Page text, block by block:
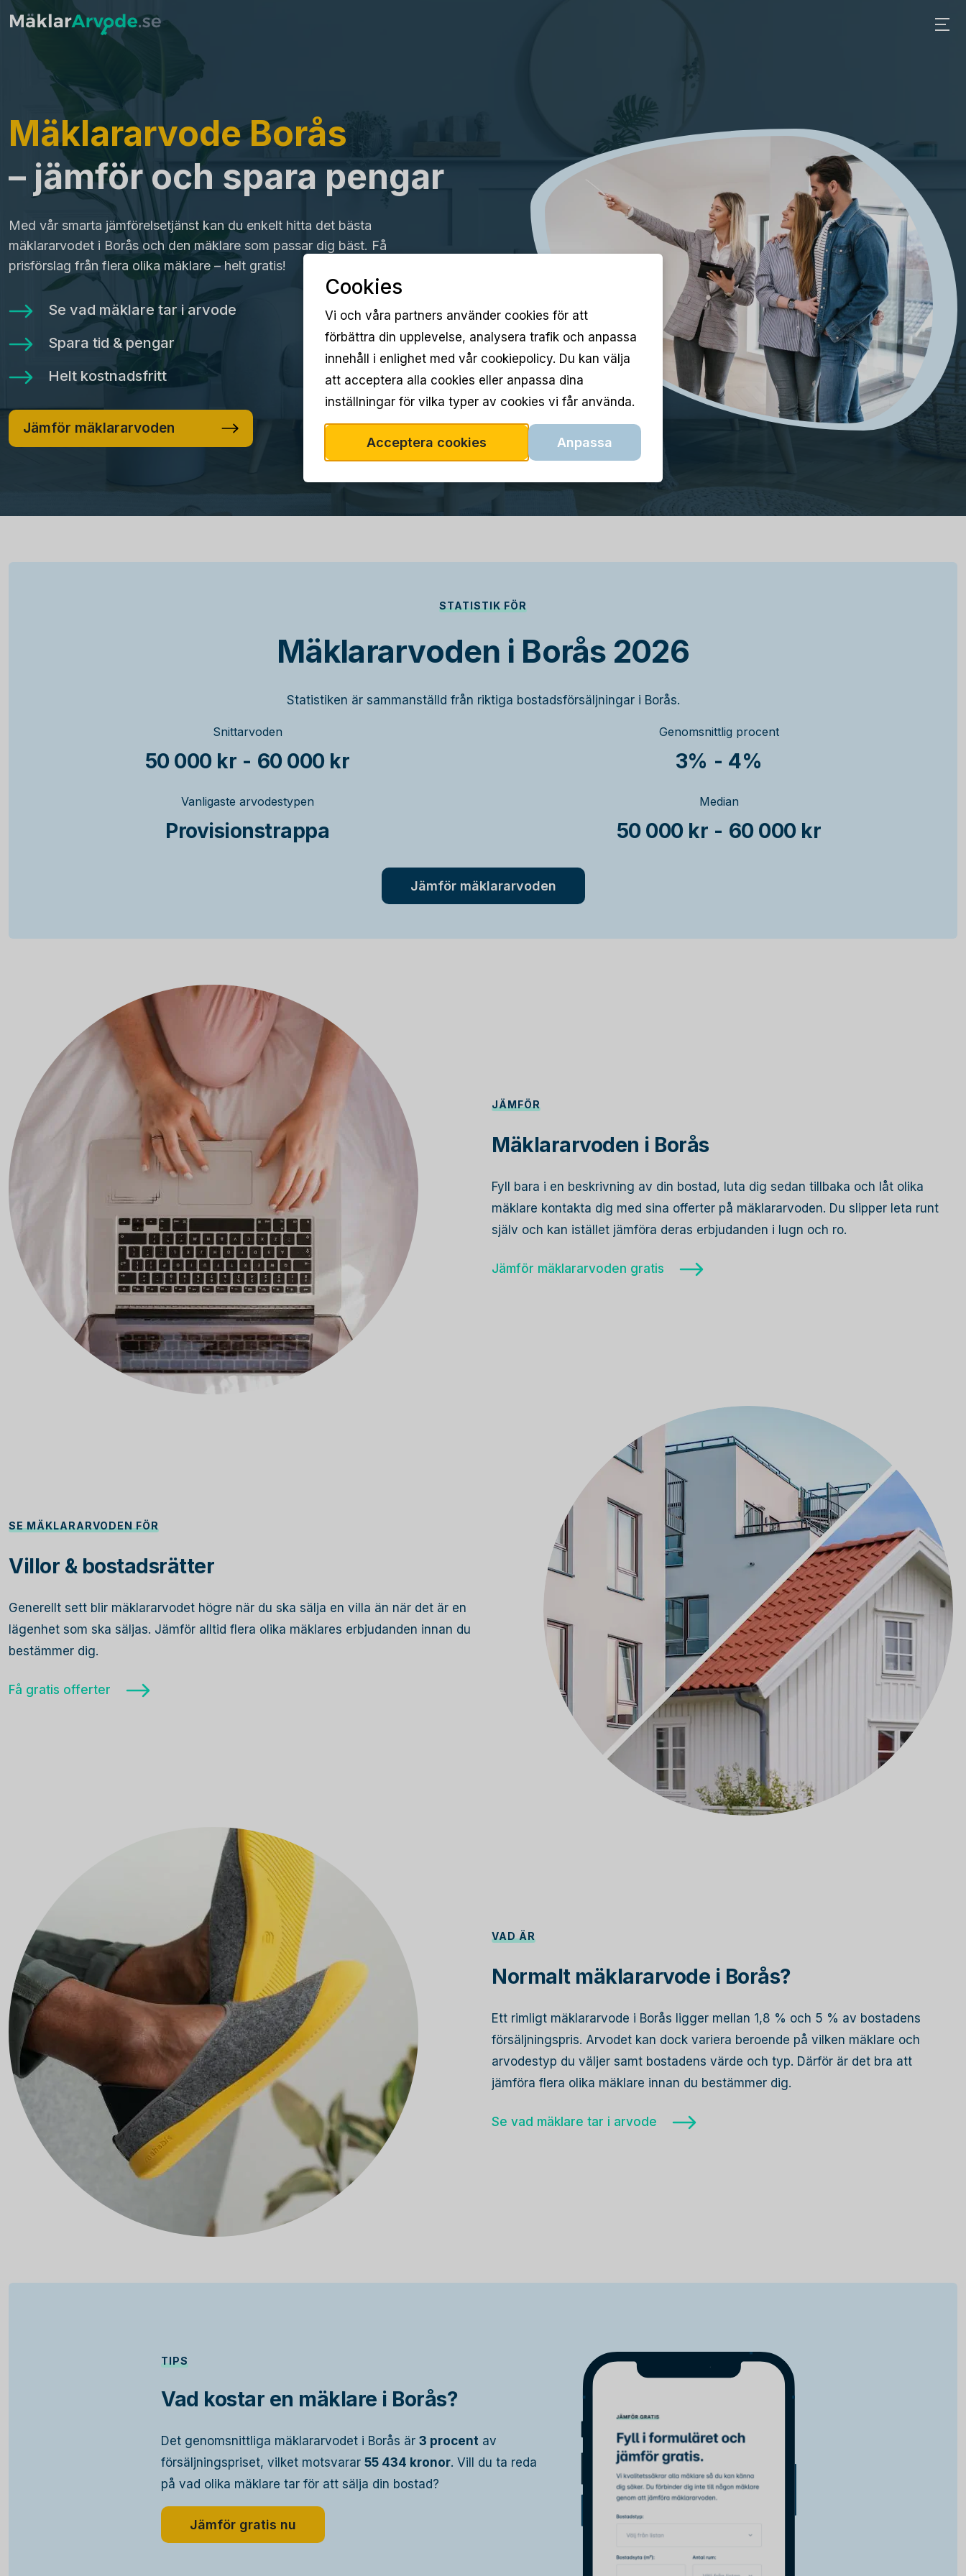
Mäklararvode Borås
– jämför och spara pengar
Med vår smarta jämförelsetjänst kan du enkelt hitta det bästa
mäklararvodet i Borås och den mäklare som passar dig bäst. Få
prisförslag från flera olika mäklare – helt gratis!
Se vad mäklare tar i arvode
Spara tid & pengar
Helt kostnadsfritt
Jämför mäklararvoden
STATISTIK FÖR
Mäklararvoden i Borås 2026
Statistiken är sammanställd från riktiga bostadsförsäljningar i Borås.
Snittarvoden
50 000 kr - 60 000 kr
Genomsnittlig procent
3% - 4%
Vanligaste arvodestypen
Provisionstrappa
Median
50 000 kr - 60 000 kr
Jämför mäklararvoden
JÄMFÖR
Mäklararvoden i Borås
Fyll bara i en beskrivning av din bostad, luta dig sedan tillbaka och låt olika
mäklare kontakta dig med sina offerter på mäklararvoden. Du slipper leta runt
själv och kan istället jämföra deras erbjudanden i lugn och ro.
Jämför mäklararvoden gratis
SE MÄKLARARVODEN FÖR
Villor & bostadsrätter
Generellt sett blir mäklararvodet högre när du ska sälja en villa än när det är en
lägenhet som ska säljas. Jämför alltid flera olika mäklares erbjudanden innan du
bestämmer dig.
Få gratis offerter
VAD ÄR
Normalt mäklararvode i Borås?
Ett rimligt mäklararvode i Borås ligger mellan 1,8 % och 5 % av bostadens
försäljningspris. Arvodet kan dock variera beroende på vilken mäklare och
arvodestyp du väljer samt bostadens värde och typ. Därför är det bra att
jämföra flera olika mäklare innan du bestämmer dig.
Se vad mäklare tar i arvode
TIPS
Vad kostar en mäklare i Borås?
Det genomsnittliga mäklararvodet i Borås är 3 procent av
försäljningspriset, vilket motsvarar 55 434 kronor. Vill du ta reda
på vad olika mäklare tar för att sälja din bostad?
Jämför gratis nu
Cookies
Vi och våra partners använder cookies för att
förbättra din upplevelse, analysera trafik och anpassa
innehåll i enlighet med vår cookiepolicy. Du kan välja
att acceptera alla cookies eller anpassa dina
inställningar för vilka typer av cookies vi får använda.
Acceptera cookies Anpassa